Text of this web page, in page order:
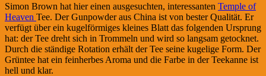
Simon Brown hat hier einen ausgesuchten, interessanten Temple of
Heaven Tee. Der Gunpowder aus China ist von bester Qualität. Er
verfügt über ein kugelförmiges kleines Blatt das folgenden Ursprung
hat: der Tee dreht sich in Trommeln und wird so langsam getocknet.
Durch die ständige Rotation erhält der Tee seine kugelige Form. Der
Grüntee hat ein feinherbes Aroma und die Farbe in der Teekanne ist
hell und klar.